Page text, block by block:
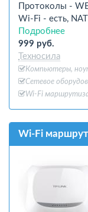
Протоколы -
Wi-Fi - есть,
Подробнее
999 руб.
Техносила
Компьютеры,
Сетевое
Wi-Fi
Wi-Fi